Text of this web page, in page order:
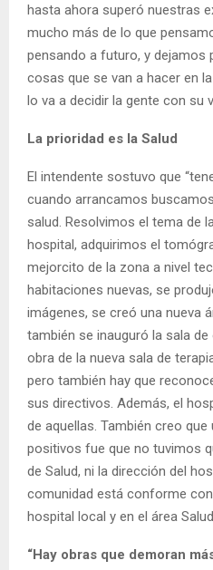
hasta ahora superó nuestras
mucho más de lo que
pensando a futuro, y dejamos
cosas que se van a hacer en
lo va a decidir la gente con su
La prioridad es la Salud
El intendente sostuvo que
cuando arrancamos
salud. Resolvimos el tema de
hospital, adquirimos el
mejorcito de la zona a nivel
habitaciones nuevas, se
imágenes, se creó una nueva
también se inauguró la sala
obra de la nueva sala de
pero también hay que
sus directivos. Además, el
de aquellas. También creo
positivos fue que no tuvimos
de Salud, ni la dirección del
comunidad está conforme
hospital local y en el área
“Hay obras que demoran